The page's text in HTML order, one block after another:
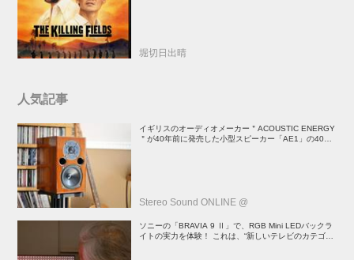
堀切日出晴
人気記事
イギリスのオーディオメーカー＂ACOUSTIC ENERGY
＂が40年前に発売した小型スピーカー「AE1」の40周
Stereo Sound ONLINE @
ソニーの「BRAVIA 9 Ⅱ」で、RGB Mini LEDバックラ
イトの実力を体験！ これは、“新しいテレビのカテゴリ